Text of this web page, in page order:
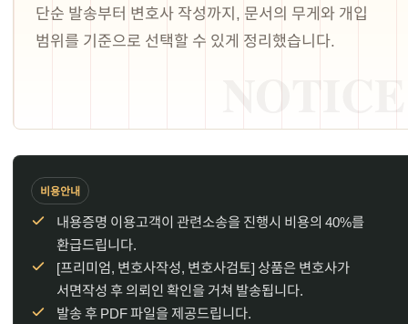
단순 발송부터 변호사 작성까지, 문서의 무게와 개입
범위를 기준으로 선택할 수 있게 정리했습니다.
비용안내
내용증명 이용고객이 관련소송을 진행시 비용의 40%를
환급드립니다.
[프리미엄, 변호사작성, 변호사검토] 상품은 변호사가
서면작성 후 의뢰인 확인을 거쳐 발송됩니다.
발송 후 PDF 파일을 제공드립니다.